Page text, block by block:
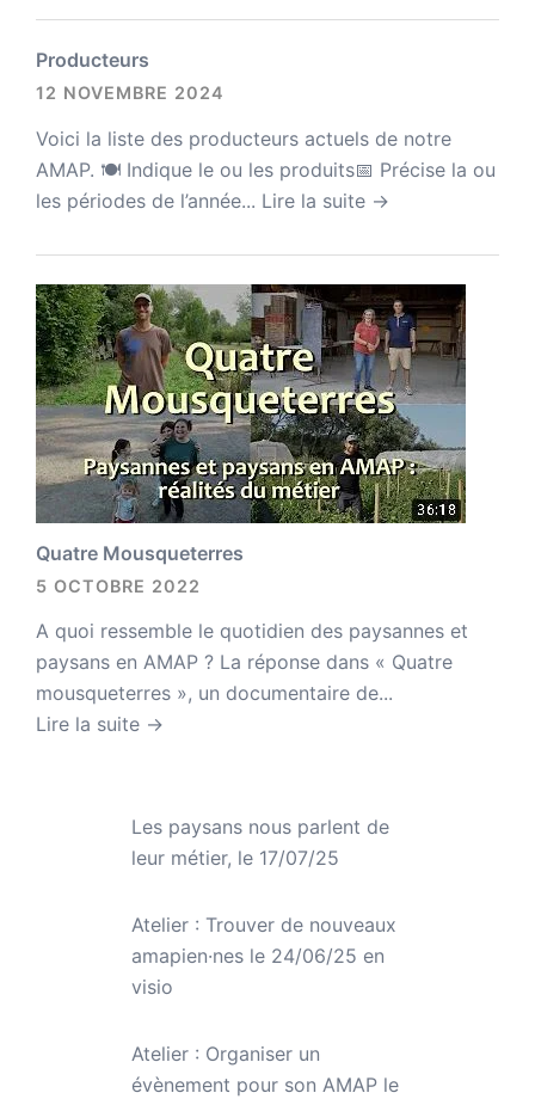
Producteurs
12 NOVEMBRE 2024
Voici la liste des producteurs actuels de notre
AMAP. 🍽 Indique le ou les produits📅 Précise la ou
les périodes de l’année... Lire la suite →
Quatre Mousqueterres
5 OCTOBRE 2022
A quoi ressemble le quotidien des paysannes et
paysans en AMAP ? La réponse dans « Quatre
mousqueterres », un documentaire de...
Lire la suite →
Les paysans nous parlent de
leur métier, le 17/07/25
Atelier : Trouver de nouveaux
amapien·nes le 24/06/25 en
visio
Atelier : Organiser un
évènement pour son AMAP le